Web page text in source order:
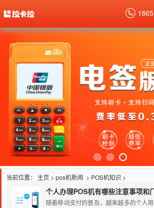
当前位置： 主页 > pos机新闻 > POS机知识 >
随着移动支付的普及，越来越多的个人